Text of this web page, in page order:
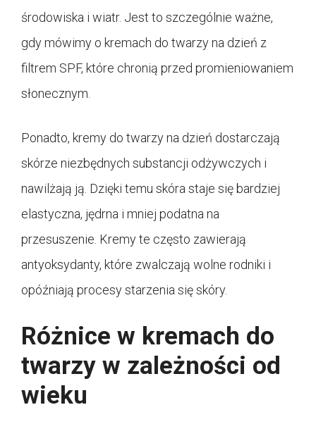
środowiska i wiatr. Jest to szczególnie ważne,
gdy mówimy o kremach do twarzy na dzień z
filtrem SPF, które chronią przed promieniowaniem
słonecznym.
Ponadto, kremy do twarzy na dzień dostarczają
skórze niezbędnych substancji odżywczych i
nawilżają ją. Dzięki temu skóra staje się bardziej
elastyczna, jędrna i mniej podatna na
przesuszenie. Kremy te często zawierają
antyoksydanty, które zwalczają wolne rodniki i
opóźniają procesy starzenia się skóry.
Różnice w kremach do
twarzy w zależności od
wieku